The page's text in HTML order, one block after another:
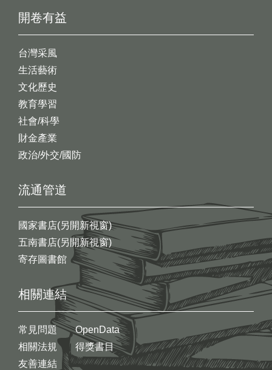
開卷有益
台灣采風
生活藝術
文化歷史
教育學習
社會/科學
財金產業
政治/外交/國防
流通管道
國家書店(另開新視窗)
五南書店(另開新視窗)
寄存圖書館
相關連結
常見問題
相關法規
友善連結
OpenData
得獎書目